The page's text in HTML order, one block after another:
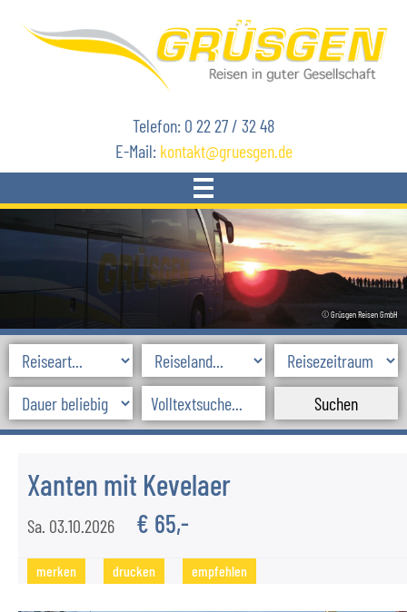
Telefon: 0 22 27 / 32 48
E-Mail: kontakt gruesgen.de
START
REISEN
AKTUELLES
SKIREISEN
GRUPPEN/VEREINE
SCHÜLERGRUPPEN
SERVICE
Komfort an Bord
© Grüsgen Reisen GmbH
Xanten mit Kevelaer
Sa. 03.10.2026 € 65,-
merken drucken empfehlen